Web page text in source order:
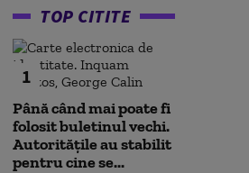
TOP CITITE
1
Până când mai poate fi
folosit buletinul vechi.
Autoritățile au stabilit
pentru cine se...